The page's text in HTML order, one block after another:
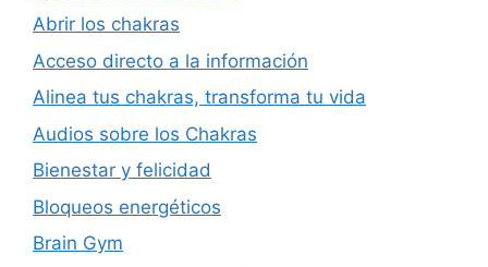
Abrir los chakras
Acceso directo a la información
Alinea tus chakras, transforma tu vida
Audios sobre los Chakras
Bienestar y felicidad
Bloqueos energéticos
Brain Gym